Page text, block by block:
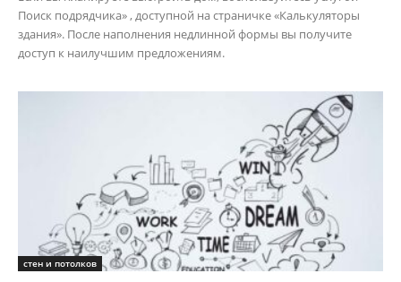
Поиск подрядчика» , доступной на страничке «Калькуляторы
здания». После наполнения недлинной формы вы получите
доступ к наилучшим предложениям.
стен и потолков